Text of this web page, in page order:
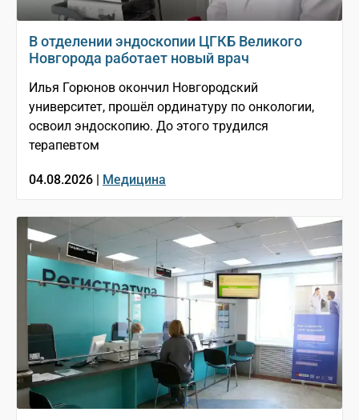
В отделении эндоскопии ЦГКБ Великого
Новгорода работает новый врач
Илья Горюнов окончил Новгородский
университет, прошёл ординатуру по онкологии,
освоил эндоскопию. До этого трудился
терапевтом
04.08.2026 | Медицина